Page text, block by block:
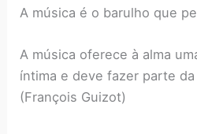
A música é o barulho que
A música oferece à alma
íntima e deve fazer parte
(François Guizot)